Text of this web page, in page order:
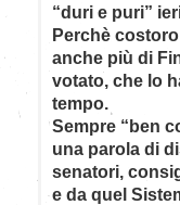
“duri e puri”
Perchè
anche più di
votato, che lo
tempo.
Sempre “ben
una parola di
senatori,
e da quel